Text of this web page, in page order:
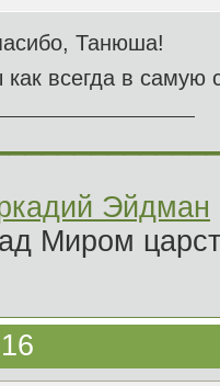
Танюша!
как всегда в самую
Эйдман
Миром